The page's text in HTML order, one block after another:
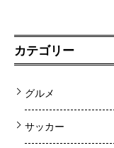
カテゴリー
グルメ
サッカー